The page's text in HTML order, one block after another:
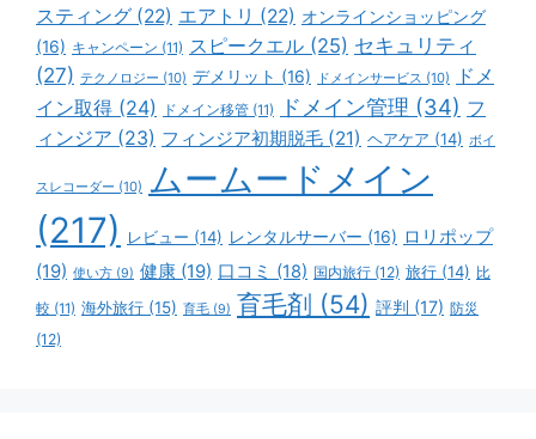
スティング (22) エアトリ (22) オンラインショッピング
(16) キャンペーン (11) スピークエル (25) セキュリティ
(27) テクノロジー (10) デメリット (16) ドメインサービス (10)
ドメ
イン取得 (24) ドメイン移管 (11) ドメイン管理 (34) フ
ィンジア (23) フィンジア初期脱毛 (21) ヘアケア (14) ボイ
スレコーダー (10) ムームードメイン
(217)
レビュー (14) レンタルサーバー (16) ロリポップ
(19) 使い方 (9) 健康 (19) 口コミ (18) 国内旅行 (12) 旅行 (14) 比
較 (11) 海外旅行 (15) 育毛 (9) 育毛剤 (54) 評判 (17) 防災
(12)